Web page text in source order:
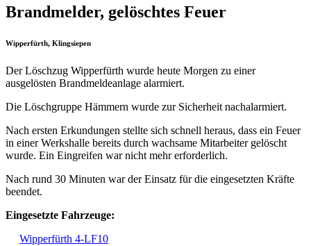
Brandmelder, gelöschtes Feuer
Wipperfürth, Klingsiepen
Der Löschzug Wipperfürth wurde heute Morgen zu einer
ausgelösten Brandmeldeanlage alarmiert.
Die Löschgruppe Hämmern wurde zur Sicherheit nachalarmiert.
Nach ersten Erkundungen stellte sich schnell heraus, dass ein Feuer
in einer Werkshalle bereits durch wachsame Mitarbeiter gelöscht
wurde. Ein Eingreifen war nicht mehr erforderlich.
Nach rund 30 Minuten war der Einsatz für die eingesetzten Kräfte
beendet.
Eingesetzte Fahrzeuge:
Wipperfürth 4-LF10